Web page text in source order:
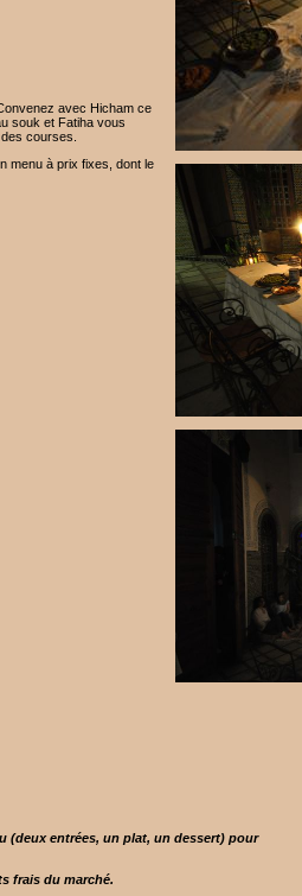
avec Hicham ce
souk et Fatiha vous
courses.
menu à prix fixes, dont le
(deux entrées, un plat, un dessert) pour
frais du marché.